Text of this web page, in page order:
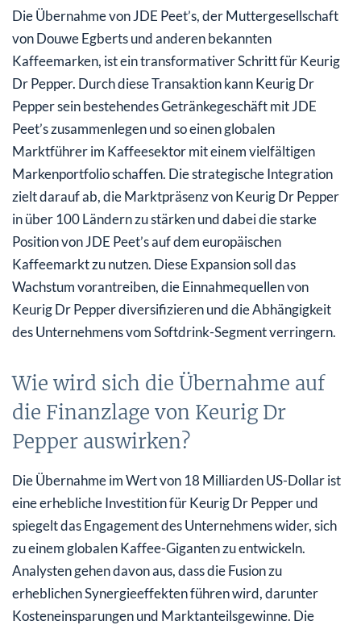
Die Übernahme von JDE Peet’s, der Muttergesellschaft
von Douwe Egberts und anderen bekannten
Kaffeemarken, ist ein transformativer Schritt für Keurig
Dr Pepper. Durch diese Transaktion kann Keurig Dr
Pepper sein bestehendes Getränkegeschäft mit JDE
Peet’s zusammenlegen und so einen globalen
Marktführer im Kaffeesektor mit einem vielfältigen
Markenportfolio schaffen. Die strategische Integration
zielt darauf ab, die Marktpräsenz von Keurig Dr Pepper
in über 100 Ländern zu stärken und dabei die starke
Position von JDE Peet’s auf dem europäischen
Kaffeemarkt zu nutzen. Diese Expansion soll das
Wachstum vorantreiben, die Einnahmequellen von
Keurig Dr Pepper diversifizieren und die Abhängigkeit
des Unternehmens vom Softdrink-Segment verringern.
Wie wird sich die Übernahme auf
die Finanzlage von Keurig Dr
Pepper auswirken?
Die Übernahme im Wert von 18 Milliarden US-Dollar ist
eine erhebliche Investition für Keurig Dr Pepper und
spiegelt das Engagement des Unternehmens wider, sich
zu einem globalen Kaffee-Giganten zu entwickeln.
Analysten gehen davon aus, dass die Fusion zu
erheblichen Synergieeffekten führen wird, darunter
Kosteneinsparungen und Marktanteilsgewinne. Die